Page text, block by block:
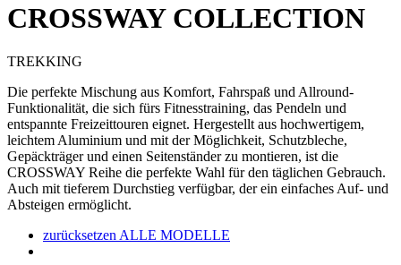
CROSSWAY COLLECTION
TREKKING
Die perfekte Mischung aus Komfort, Fahrspaß und Allround-
Funktionalität, die sich fürs Fitnesstraining, das Pendeln und
entspannte Freizeittouren eignet. Hergestellt aus hochwertigem,
leichtem Aluminium und mit der Möglichkeit, Schutzbleche,
Gepäckträger und einen Seitenständer zu montieren, ist die
CROSSWAY Reihe die perfekte Wahl für den täglichen Gebrauch.
Auch mit tieferem Durchstieg verfügbar, der ein einfaches Auf- und
Absteigen ermöglicht.
zurücksetzenALLE MODELLE